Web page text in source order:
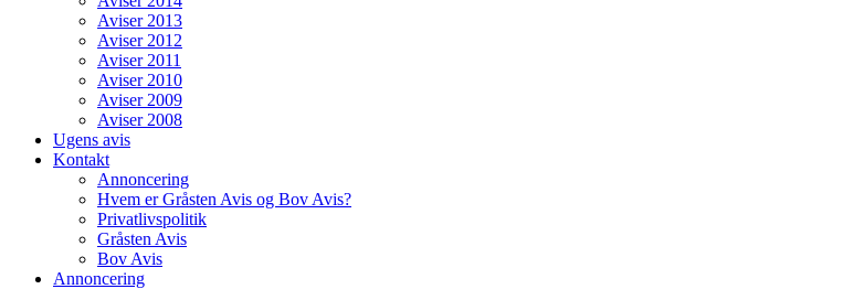
Aviser 2013
Aviser 2012
Aviser 2011
Aviser 2010
Aviser 2009
Aviser 2008
Ugens avis
Kontakt
Annoncering
Hvem er Gråsten Avis og Bov Avis?
Privatlivspolitik
Gråsten Avis
Bov Avis
Annoncering